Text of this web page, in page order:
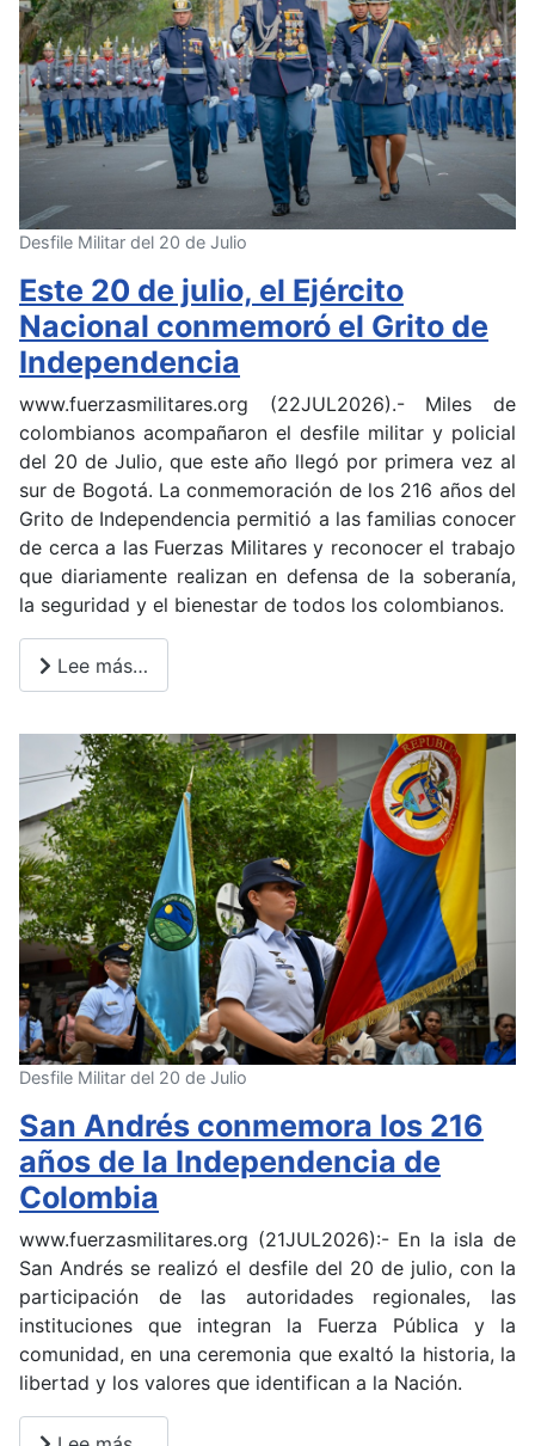
Desfile Militar del 20 de Julio
Este 20 de julio, el Ejército
Nacional conmemoró el Grito de
Independencia
www.fuerzasmilitares.org (22JUL2026).- Miles de
colombianos acompañaron el desfile militar y policial
del 20 de Julio, que este año llegó por primera vez al
sur de Bogotá. La conmemoración de los 216 años del
Grito de Independencia permitió a las familias conocer
de cerca a las Fuerzas Militares y reconocer el trabajo
que diariamente realizan en defensa de la soberanía,
la seguridad y el bienestar de todos los colombianos.
Lee más…
Desfile Militar del 20 de Julio
San Andrés conmemora los 216
años de la Independencia de
Colombia
www.fuerzasmilitares.org (21JUL2026):- En la isla de
San Andrés se realizó el desfile del 20 de julio, con la
participación de las autoridades regionales, las
instituciones que integran la Fuerza Pública y la
comunidad, en una ceremonia que exaltó la historia, la
libertad y los valores que identifican a la Nación.